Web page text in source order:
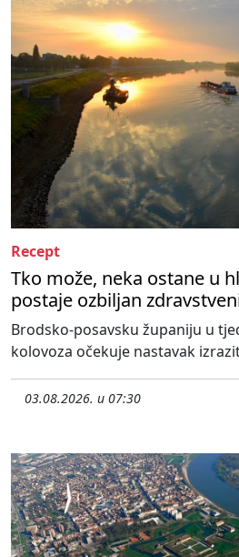
Recept
Tko može, neka ostane u
postaje ozbiljan
Brodsko-posavsku županiju u
kolovoza očekuje nastavak
03.08.2026. u 07:30